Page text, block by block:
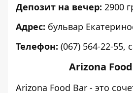
Депозит на вечер: 2900
Адрес: бульвар
Телефон: (067) 564-22-55,
Arizona
Arizona Food Bar - это